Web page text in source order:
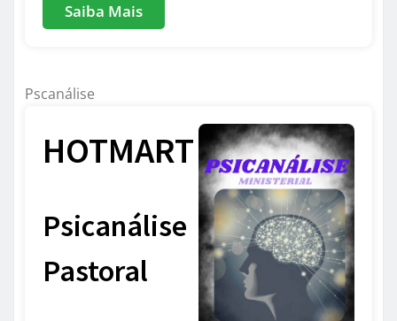
Saiba Mais
Pscanálise
HOTMART
Psicanálise
Pastoral